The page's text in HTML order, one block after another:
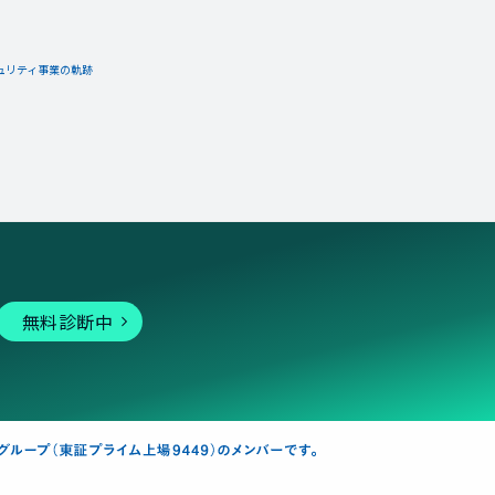
リティ事業の軌跡
無料診断中